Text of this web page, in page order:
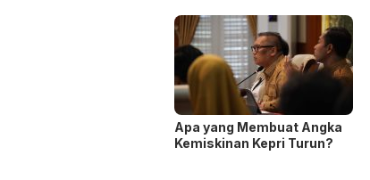
Apa yang Membuat Angka
Kemiskinan Kepri Turun?